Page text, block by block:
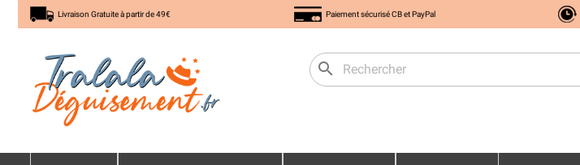
Livraison Gratuite à partir de 49€ Paiement sécurisé CB et PayPal
search